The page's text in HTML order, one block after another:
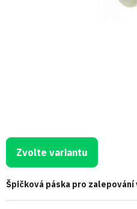
Zvolte variantu
Špičková páska pro